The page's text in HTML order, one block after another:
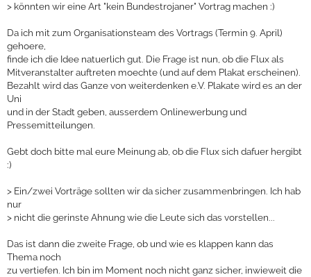
> könnten wir eine Art "kein Bundestrojaner" Vortrag machen :)
Da ich mit zum Organisationsteam des Vortrags (Termin 9. April)
gehoere,
finde ich die Idee natuerlich gut. Die Frage ist nun, ob die Flux als
Mitveranstalter auftreten moechte (und auf dem Plakat erscheinen).
Bezahlt wird das Ganze von weiterdenken e.V. Plakate wird es an der
Uni
und in der Stadt geben, ausserdem Onlinewerbung und
Pressemitteilungen.
Gebt doch bitte mal eure Meinung ab, ob die Flux sich dafuer hergibt
:)
> Ein/zwei Vorträge sollten wir da sicher zusammenbringen. Ich hab
nur
> nicht die gerinste Ahnung wie die Leute sich das vorstellen...
Das ist dann die zweite Frage, ob und wie es klappen kann das
Thema noch
zu vertiefen. Ich bin im Moment noch nicht ganz sicher, inwieweit die